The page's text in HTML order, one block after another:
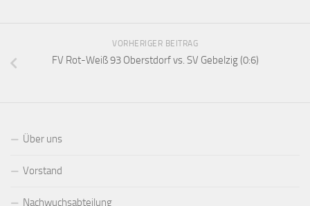
VORHERIGER BEITRAG
FV Rot-Weiß 93 Oberstdorf vs. SV Gebelzig (0:6)
Über uns
Vorstand
Nachwuchsabteilung